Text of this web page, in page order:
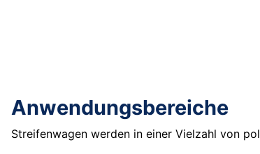
Anwendungsbereiche
Streifenwagen werden in einer Vielzahl von